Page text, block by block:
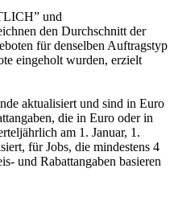
und
den Durchschnitt der
für denselben Auftragstyp
eingeholt wurden, erzielt
aktualisiert und sind in Euro
die in Euro oder in
am 1. Januar, 1.
für Jobs, die mindestens 4
und Rabattangaben basieren